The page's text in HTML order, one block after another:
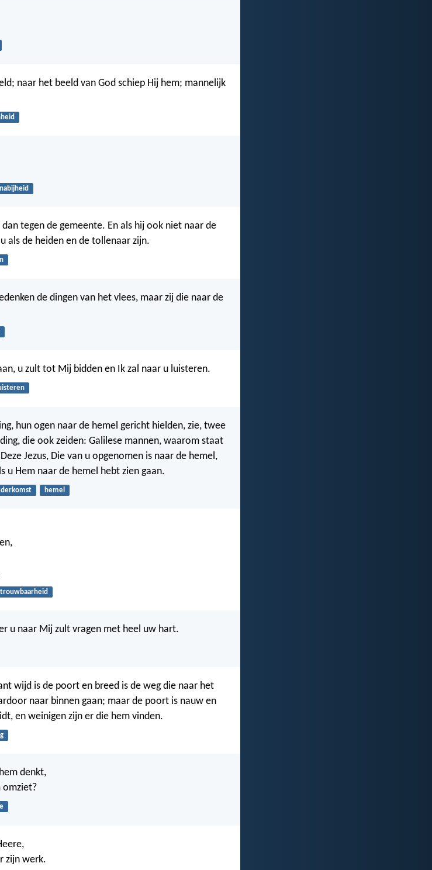
naar het beeld van God schiep Hij hem; mannelijk
nabijheid
tegen de gemeente. En als hij ook niet naar de
als de heiden en de tollenaar zijn.
de dingen van het vlees, maar zij die naar de
u zult tot Mij bidden en Ik zal naar u luisteren.
hun ogen naar de hemel gericht hielden, zie, twee
die ook zeiden: Galilese mannen, waarom staat
Jezus, Die van u opgenomen is naar de hemel,
u Hem naar de hemel hebt zien gaan.
hemel
u naar Mij zult vragen met heel uw hart.
wijd is de poort en breed is de weg die naar het
naar binnen gaan; maar de poort is nauw en
en weinigen zijn er die hem vinden.
denkt,
omziet?
zijn werk.